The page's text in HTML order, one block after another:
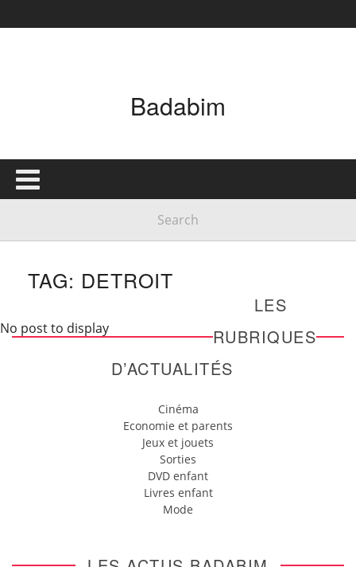
Badabim
TAG: DETROIT
No post to display
LES
RUBRIQUES
D’ACTUALITÉS
Cinéma
Economie et parents
Jeux et jouets
Sorties
DVD enfant
Livres enfant
Mode